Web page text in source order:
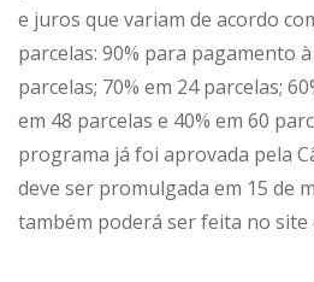
e juros que variam de acordo
parcelas: 90% para pagamento
parcelas; 70% em 24 parcelas;
em 48 parcelas e 40% em 60
programa já foi aprovada pela
deve ser promulgada em 15 de
também poderá ser feita no site